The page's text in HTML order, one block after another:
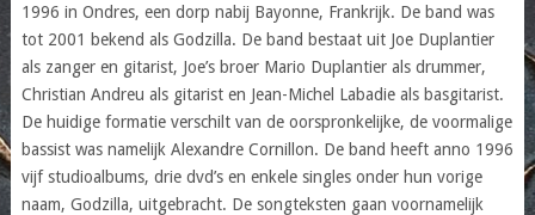
1996 in Ondres, een dorp nabij Bayonne, Frankrijk. De band was
tot 2001 bekend als Godzilla. De band bestaat uit Joe Duplantier
als zanger en gitarist, Joe’s broer Mario Duplantier als drummer,
Christian Andreu als gitarist en Jean-Michel Labadie als basgitarist.
De huidige formatie verschilt van de oorspronkelijke, de voormalige
bassist was namelijk Alexandre Cornillon. De band heeft anno 1996
vijf studioalbums, drie dvd’s en enkele singles onder hun vorige
naam, Godzilla, uitgebracht. De songteksten gaan voornamelijk